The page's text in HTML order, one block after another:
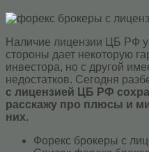
Наличие лицензии ЦБ РФ
стороны дает некоторую
инвестора, но с другой
недостатков. Сегодня
с лицензией ЦБ РФ
расскажу про плюсы и
них.
Форекс брокеры с